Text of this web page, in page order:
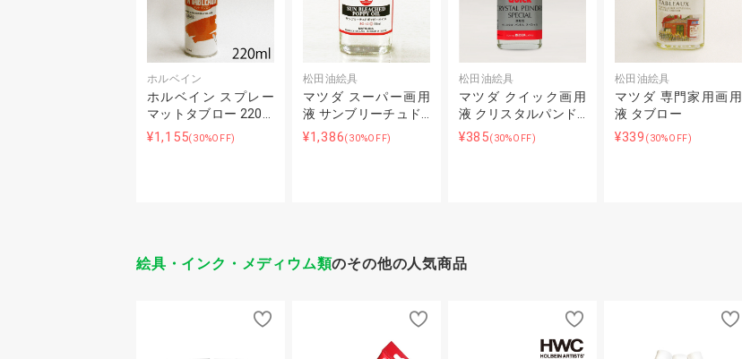
ホルベイン
ホルベイン スプレー
マットタブロー 220…
¥1,155(30%OFF)
松田油絵具
マツダ スーパー画用
液 サンブリーチュド…
¥1,386(30%OFF)
松田油絵具
マツダ クイック画用
液 クリスタルパンド…
¥385(30%OFF)
松田油絵具
マツダ 専門家用画用
液 タブロー
¥339 (30%OFF)
絵具・インク・メディウム類のその他の人気商品